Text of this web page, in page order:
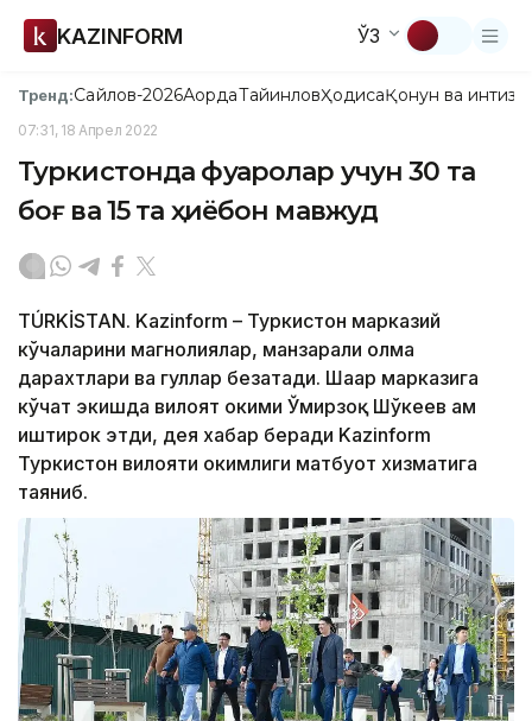
KAZINFORM ЎЗ
Тренд:Сайлов-2026АқордаТайинловҲодисаҚонун ва
07:31, 18 Апрел 2022
Туркистонда фуқаролар учун 30 та
боғ ва 15 та ҳиёбон мавжуд
TÚRKİSTAN. Kazinform – Туркистон марказий
кўчаларини магнолиялар, манзарали олма
дарахтлари ва гуллар безатади. Шаҳар марказига
кўчат экишда вилоят ҳокими Ўмирзоқ Шўкеев ҳам
иштирок этди, дея хабар беради Kazinform
Туркистон вилояти ҳокимлиги матбуот хизматига
таяниб.